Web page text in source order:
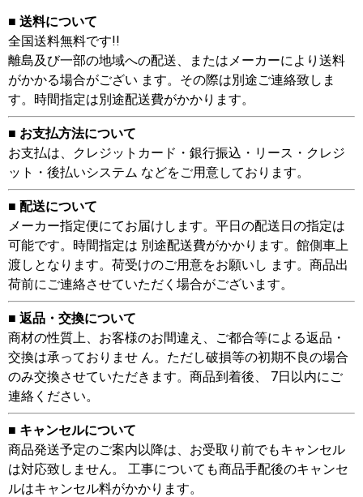
■ 送料について
全国送料無料です!!
離島及び一部の地域への配送、またはメーカーにより送料
がかかる場合がござい ます。その際は別途ご連絡致しま
す。時間指定は別途配送費がかかります。
■ お支払方法について
お支払は、クレジットカード・銀行振込・リース・クレジ
ット・後払いシステム などをご用意しております。
■ 配送について
メーカー指定便にてお届けします。平日の配送日の指定は
可能です。時間指定は 別途配送費がかかります。館側車上
渡しとなります。荷受けのご用意をお願いし ます。商品出
荷前にご連絡させていただく場合がございます。
■ 返品・交換について
商材の性質上、お客様のお間違え、ご都合等による返品・
交換は承っておりませ ん。ただし破損等の初期不良の場合
のみ交換させていただきます。商品到着後、 7日以内にご
連絡ください。
■ キャンセルについて
商品発送予定のご案内以降は、お受取り前でもキャンセル
は対応致しません。 工事についても商品手配後のキャンセ
ルはキャンセル料がかかります。